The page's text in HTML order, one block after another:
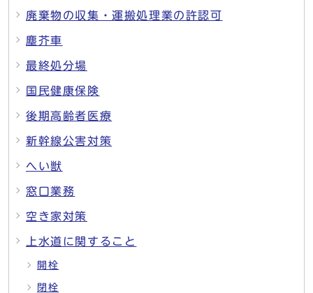
廃棄物の収集・運搬処理業の許認可
塵芥車
最終処分場
国民健康保険
後期高齢者医療
新幹線公害対策
へい獣
窓口業務
空き家対策
上水道に関すること
開栓
閉栓